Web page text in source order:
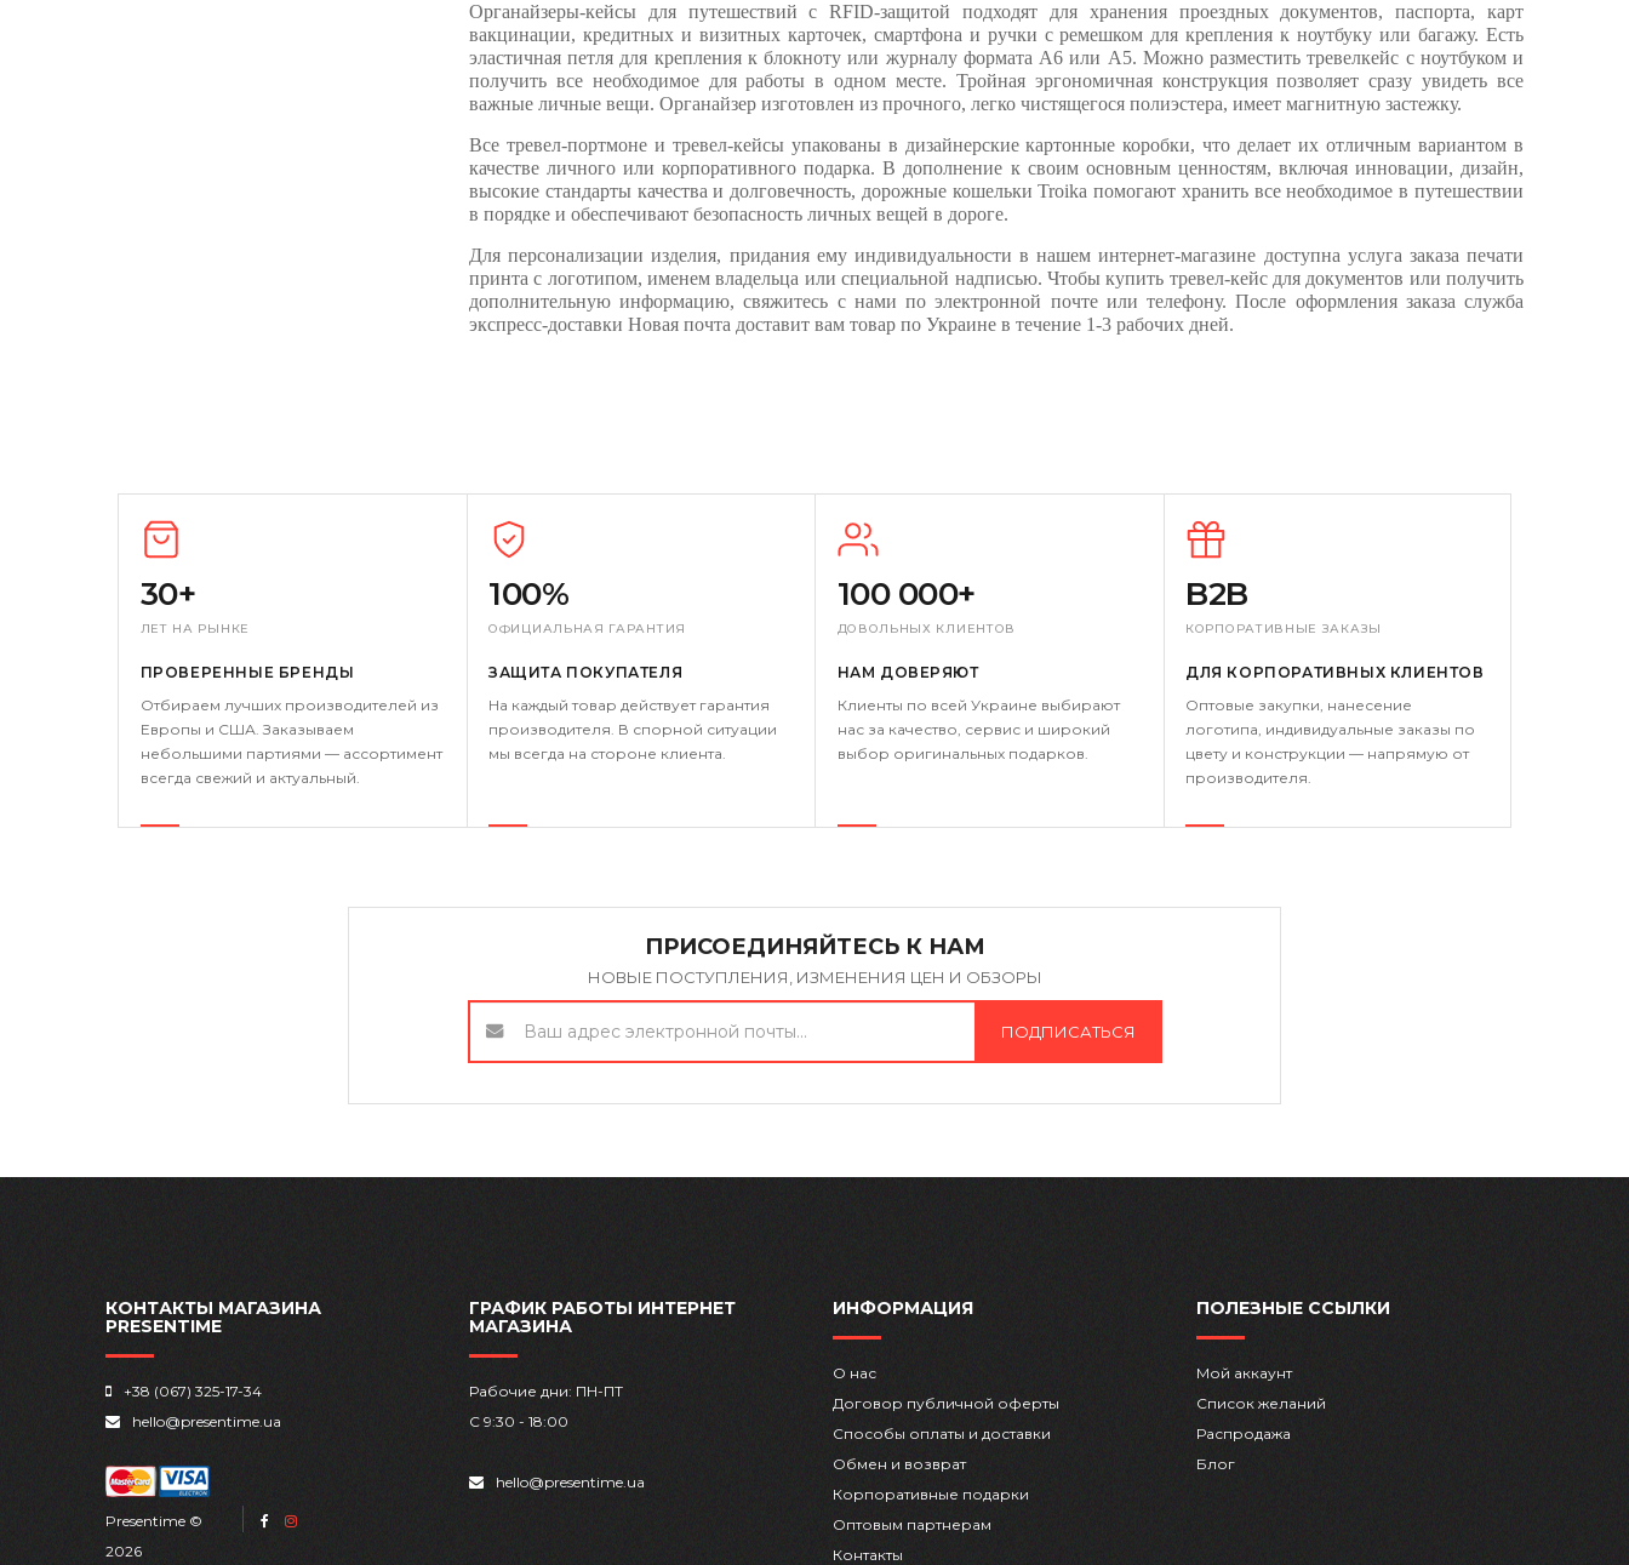
Органайзеры-кейсы для путешествий с RFID-защитой подходят для хранения проездных документов, паспорта, карт
вакцинации, кредитных и визитных карточек, смартфона и ручки с ремешком для крепления к ноутбуку или багажу. Есть
эластичная петля для крепления к блокноту или журналу формата А6 или А5. Можно разместить тревелкейс с ноутбуком и
получить все необходимое для работы в одном месте. Тройная эргономичная конструкция позволяет сразу увидеть все
важные личные вещи. Органайзер изготовлен из прочного, легко чистящегося полиэстера, имеет магнитную застежку.
Все тревел-портмоне и тревел-кейсы упакованы в дизайнерские картонные коробки, что делает их отличным вариантом в
качестве личного или корпоративного подарка. В дополнение к своим основным ценностям, включая инновации, дизайн,
высокие стандарты качества и долговечность, дорожные кошельки Troika помогают хранить все необходимое в путешествии
в порядке и обеспечивают безопасность личных вещей в дороге.
Для персонализации изделия, придания ему индивидуальности в нашем интернет-магазине доступна услуга заказа печати
принта с логотипом, именем владельца или специальной надписью. Чтобы купить тревел-кейс для документов или получить
дополнительную информацию, свяжитесь с нами по электронной почте или телефону. После оформления заказа служба
экспресс-доставки Новая почта доставит вам товар по Украине в течение 1-3 рабочих дней.
30+
ЛЕТ НА РЫНКЕ
ПРОВЕРЕННЫЕ БРЕНДЫ
Отбираем лучших производителей из
Европы и США. Заказываем
небольшими партиями — ассортимент
всегда свежий и актуальный.
100%
ОФИЦИАЛЬНАЯ ГАРАНТИЯ
ЗАЩИТА ПОКУПАТЕЛЯ
На каждый товар действует гарантия
производителя. В спорной ситуации
мы всегда на стороне клиента.
100 000+
ДОВОЛЬНЫХ КЛИЕНТОВ
НАМ ДОВЕРЯЮТ
Клиенты по всей Украине выбирают
нас за качество, сервис и широкий
выбор оригинальных подарков.
B2B
КОРПОРАТИВНЫЕ ЗАКАЗЫ
ДЛЯ КОРПОРАТИВНЫХ КЛИЕНТОВ
Оптовые закупки, нанесение
логотипа, индивидуальные заказы по
цвету и конструкции — напрямую от
производителя.
ПРИСОЕДИНЯЙТЕСЬ К НАМ
НОВЫЕ ПОСТУПЛЕНИЯ, ИЗМЕНЕНИЯ ЦЕН И ОБЗОРЫ
ПОДПИСАТЬСЯ
КОНТАКТЫ МАГАЗИНА
PRESENTIME
+38 (067) 325-17-34
hello@presentime.ua
Presentime ©
2026
ГРАФИК РАБОТЫ ИНТЕРНЕТ
МАГАЗИНА
Рабочие дни: ПН-ПТ
С 9:30 - 18:00
hello@presentime.ua
ИНФОРМАЦИЯ
О нас
Договор публичной оферты
Способы оплаты и доставки
Обмен и возврат
Корпоративные подарки
Оптовым партнерам
Контакты
ПОЛЕЗНЫЕ ССЫЛКИ
Мой аккаунт
Список желаний
Распродажа
Блог